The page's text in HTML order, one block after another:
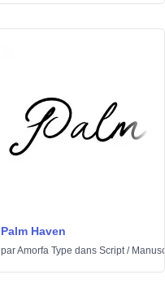
Palm Haven
parAmorfa Type dans Script/